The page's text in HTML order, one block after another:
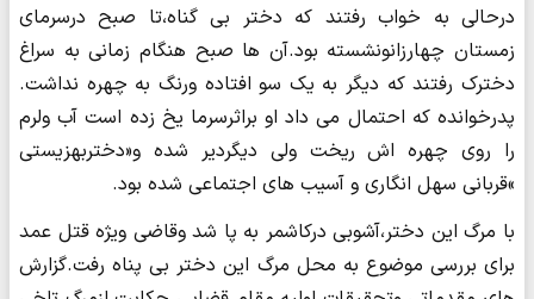
درحالی به خواب رفتند که دختر بی گناه،تا صبح درسرمای
زمستان چهارزانونشسته بود.آن ها صبح هنگام زمانی به سراغ
دخترک رفتند که دیگر به یک سو افتاده ورنگ به چهره نداشت.
پدرخوانده که احتمال می داد او براثرسرما یخ زده است آب ولرم
را روی چهره اش ریخت ولی دیگردیر شده و«دختربهزیستی
»قربانی سهل انگاری و آسیب های اجتماعی شده بود.
با مرگ این دختر،آشوبی درکاشمر به پا شد وقاضی ویژه قتل عمد
برای بررسی موضوع به محل مرگ این دختر بی پناه رفت.گزارش